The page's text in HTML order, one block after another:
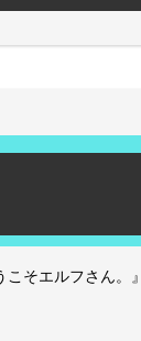
そエルフさん。